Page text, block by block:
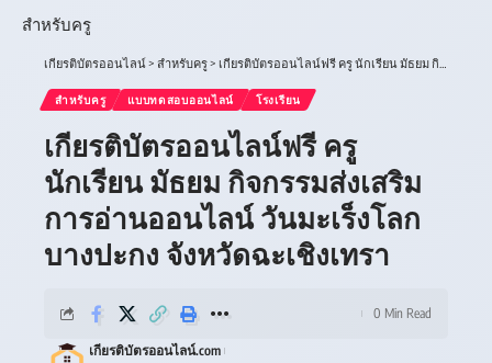
สำหรับครู
เกียรติบัตรออนไลน์> สำหรับครู> เกียรติบัตรออนไลน์ฟรี ครู นักเรียน มัธยม กิจกรรมส่งเสริมการอ่านออนไลน์ วันมะเร็งโลก บางปะกง จังหวัดฉะเชิงเทรา
สำหรับครู แบบทดสอบออนไลน์ โรงเรียน
เกียรติบัตรออนไลน์ฟรี ครู
นักเรียน มัธยม กิจกรรมส่งเสริม
การอ่านออนไลน์ วันมะเร็งโลก
บางปะกง จังหวัดฉะเชิงเทรา
เกียรติบัตรออนไลน์.com
0 Min Read